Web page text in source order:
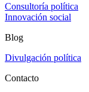
Consultoría política
Innovación social
Blog
Divulgación política
Contacto